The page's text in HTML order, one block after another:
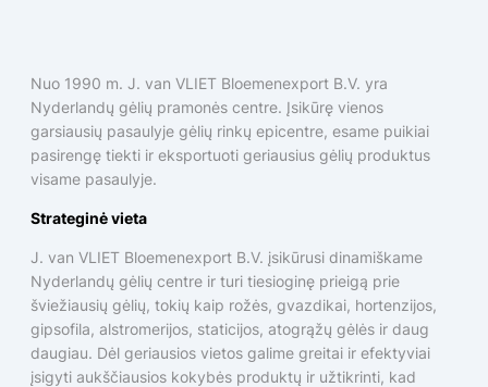
Nuo 1990 m. J. van VLIET Bloemenexport B.V. yra
Nyderlandų gėlių pramonės centre. Įsikūrę vienos
garsiausių pasaulyje gėlių rinkų epicentre, esame puikiai
pasirengę tiekti ir eksportuoti geriausius gėlių produktus
visame pasaulyje.
Strateginė vieta
J. van VLIET Bloemenexport B.V. įsikūrusi dinamiškame
Nyderlandų gėlių centre ir turi tiesioginę prieigą prie
šviežiausių gėlių, tokių kaip rožės, gvazdikai, hortenzijos,
gipsofila, alstromerijos, staticijos, atogrąžų gėlės ir daug
daugiau. Dėl geriausios vietos galime greitai ir efektyviai
įsigyti aukščiausios kokybės produktų ir užtikrinti, kad